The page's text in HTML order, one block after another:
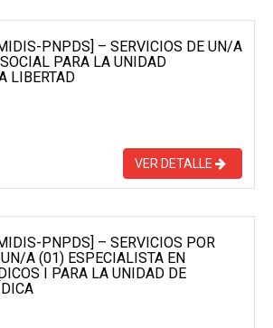
PNPDS] – SERVICIOS DE UN/A
PARA LA UNIDAD
LIBERTAD
VER DETALLE
PNPDS] – SERVICIOS POR
A (01) ESPECIALISTA EN
I PARA LA UNIDAD DE